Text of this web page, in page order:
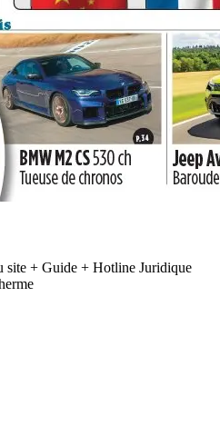
site + Guide + Hotline Juridique